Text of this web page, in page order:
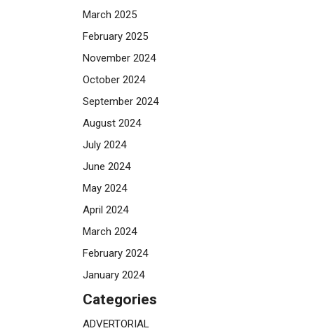
March 2025
February 2025
November 2024
October 2024
September 2024
August 2024
July 2024
June 2024
May 2024
April 2024
March 2024
February 2024
January 2024
Categories
ADVERTORIAL